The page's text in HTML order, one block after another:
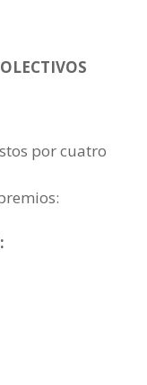
por cuatro